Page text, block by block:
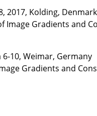
2017, Kolding, Denmark
Image Gradients and
6-10, Weimar, Germany
Gradients and